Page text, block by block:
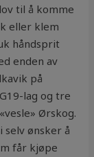
til å komme
eller klem
håndsprit
enden av
på
lag og tre
Ørskog.
ønsker å
får kjøpe